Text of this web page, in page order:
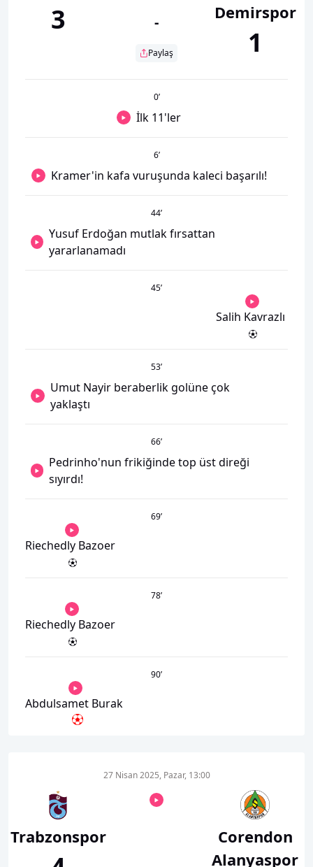
3 -
Paylaş
Demirspor
1
0’
İlk 11'ler
6’
Kramer'in kafa vuruşunda kaleci başarılı!
44’
Yusuf Erdoğan mutlak fırsattan
yararlanamadı
45’
Salih Kavrazlı
53’
Umut Nayir beraberlik golüne çok
yaklaştı
66’
Pedrinho'nun frikiğinde top üst direği
sıyırdı!
69’
Riechedly Bazoer
78’
Riechedly Bazoer
90’
Abdulsamet Burak
Trabzonspor
27 Nisan 2025, Pazar, 13:00
Corendon
Alanyaspor